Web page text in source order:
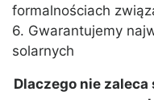
formalnościach
6. Gwarantujemy
solarnych
Dlaczego nie